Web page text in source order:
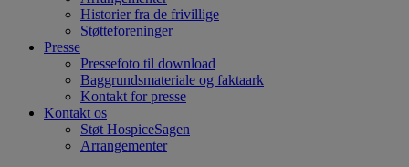
Historier fra de frivillige
Støtteforeninger
Presse
Pressefoto til download
Baggrundsmateriale og faktaark
Kontakt for presse
Kontakt os
Støt HospiceSagen
Arrangementer